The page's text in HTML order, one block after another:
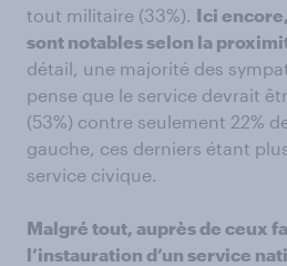
tout militaire (33%). Ici
sont notables selon la
détail, une majorité des
pense que le service devrait
(53%) contre seulement 22%
gauche, ces derniers étant
service civique.
Malgré tout, auprès de ceux
l’instauration d’un service